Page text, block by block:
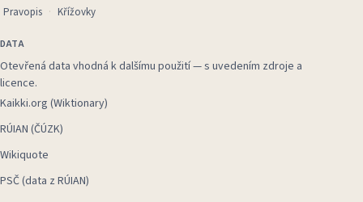
Pravopis Křížovky
DATA
Otevřená data vhodná k dalšímu použití — s uvedením zdroje a
licence.
Kaikki.org (Wiktionary)
RÚIAN (ČÚZK)
Wikiquote
PSČ (data z RÚIAN)